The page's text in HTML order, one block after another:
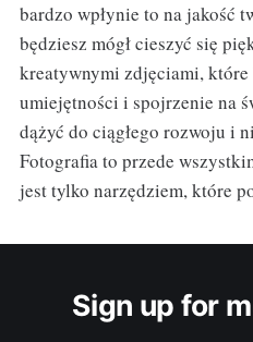
bardzo wpłynie to na jakość
będziesz mógł cieszyć się
kreatywnymi zdjęciami,
umiejętności i spojrzenie na
dążyć do ciągłego rozwoju i
Fotografia to przede
jest tylko narzędziem, które
Sign up for